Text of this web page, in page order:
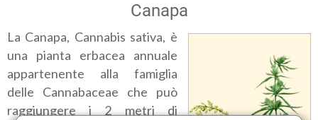
Canapa
La Canapa, Cannabis sativa, è
una pianta erbacea annuale
appartenente alla famiglia
delle Cannabaceae che può
raggiungere i 2 metri di